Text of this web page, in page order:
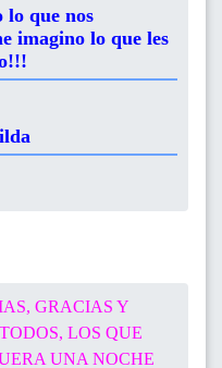
lo que nos
imagino lo que les
GRACIAS Y
LOS QUE
UNA NOCHE